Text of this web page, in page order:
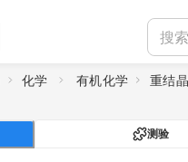
化学 有机化学 重结
测验